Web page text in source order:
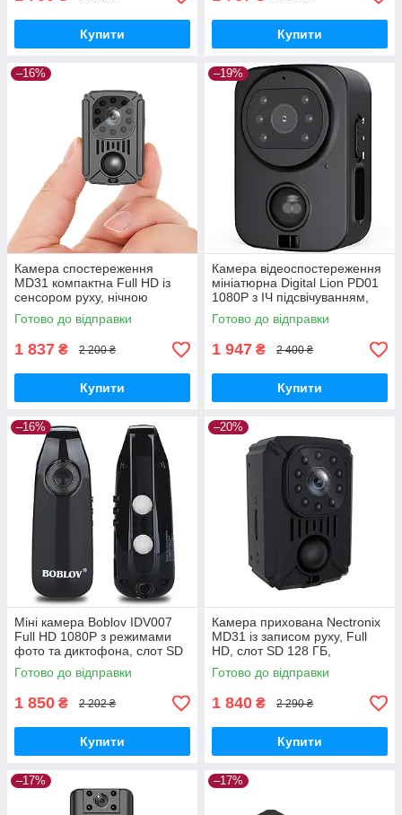
Купити Купити
–16%
Камера спостереження
MD31 компактна Full HD із
сенсором руху, нічною
зйомкою, до 120 днів
GoodPlace -worry-free-
Готово до відправки
1 837 ₴ 2 200 ₴
Купити
–19%
Камера відеоспостереження
мініатюрна Digital Lion PD01
1080P з ІЧ підсвічуванням,
сенсором руху, місяць
роботи GoodPlace
Готово до відправки
1 947 ₴ 2 400 ₴
Купити
–16%
Міні камера Boblov IDV007
Full HD 1080P з режимами
фото та диктофона, слот SD
64 Гб, акумулятор 560 мАг
GoodPlace
Готово до відправки
1 850 ₴ 2 202 ₴
Купити
–20%
Камера прихована Nectronix
MD31 із записом руху, Full
HD, слот SD 128 ГБ,
акумулятор 1500мАч
GoodPlace -worry-free-
Готово до відправки
1 840 ₴ 2 290 ₴
Купити
–17% –17%